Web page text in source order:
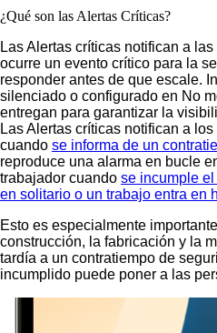
¿Qué son las Alertas Críticas?
Las Alertas críticas notifican a
ocurre un evento crítico para la
responder antes de que escale.
silenciado o configurado en No
entregan para garantizar la
Las Alertas críticas notifican a
cuando se informa de un
reproduce una alarma en bucle
trabajador cuando se incumple
en solitario o un trabajo entra en
Esto es especialmente
construcción, la fabricación y la
tardía a un contratiempo de
incumplido puede poner a las